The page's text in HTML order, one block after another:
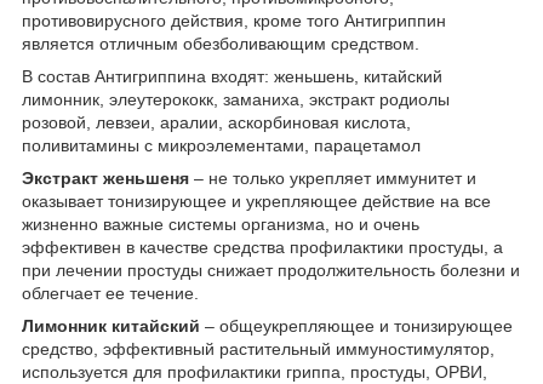
противовирусного действия, кроме того Антигриппин
является отличным обезболивающим средством.
В состав Антигриппина входят: женьшень, китайский
лимонник, элеутерококк, заманиха, экстракт родиолы
розовой, левзеи, аралии, аскорбиновая кислота,
поливитамины с микроэлементами, парацетамол
Экстракт женьшеня – не только укрепляет иммунитет и
оказывает тонизирующее и укрепляющее действие на все
жизненно важные системы организма, но и очень
эффективен в качестве средства профилактики простуды, а
при лечении простуды снижает продолжительность болезни и
облегчает ее течение.
Лимонник китайский – общеукрепляющее и тонизирующее
средство, эффективный растительный иммуностимулятор,
используется для профилактики гриппа, простуды, ОРВИ,